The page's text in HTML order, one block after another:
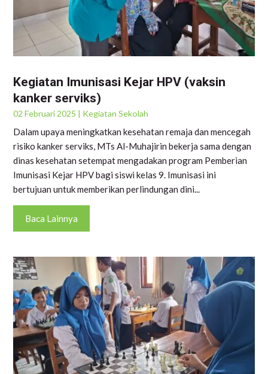
Kegiatan Imunisasi Kejar HPV (vaksin
kanker serviks)
02 Februari 2025 | Kegiatan Sekolah
Dalam upaya meningkatkan kesehatan remaja dan mencegah
risiko kanker serviks, MTs Al-Muhajirin bekerja sama dengan
dinas kesehatan setempat mengadakan program Pemberian
Imunisasi Kejar HPV bagi siswi kelas 9. Imunisasi ini
bertujuan untuk memberikan perlindungan dini...
Baca Lainnya